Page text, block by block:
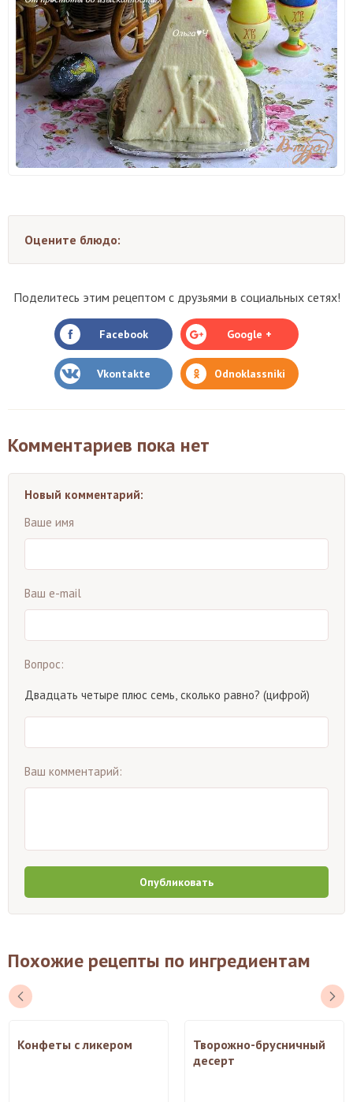
Оцените блюдо:
Поделитесь этим рецептом с друзьями в социальных сетях!
Facebook Google +
Vkontakte Odnoklassniki
Комментариев пока нет
Новый комментарий:
Ваше имя
Ваш e-mail
Вопрос:
Двадцать четыре плюс семь, сколько равно? (цифрой)
Ваш комментарий:
Опубликовать
Похожие рецепты по ингредиентам
Конфеты с ликером
Творожно-брусничный
десерт